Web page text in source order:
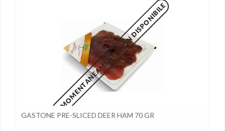
MOMENTANEAMENTE NON DISPONIBILE
GASTONE PRE-SLICED DEER HAM 70 GR